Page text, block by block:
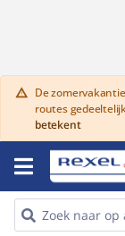
warning De
routes
betekent